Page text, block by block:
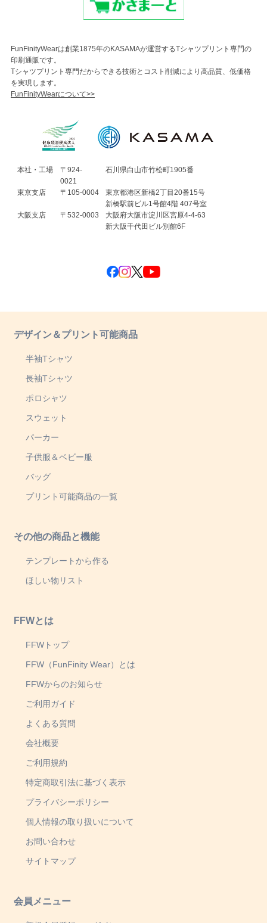
FunFinityWearは創業1875年のKASAMAが運営するTシャツプリント専門の
印刷通販です。
Tシャツプリント専門だからできる技術とコスト削減により高品質、低価格
を実現します。
FunFinityWearについて>>
本社・工場
〒924-
0021
石川県白山市竹松町1905番
東京支店 〒105-0004
東京都港区新橋2丁目20番15号
新橋駅前ビル1号館4階 407号室
大阪支店
〒532-0003
大阪府大阪市淀川区宮原4-4-63
新大阪千代田ビル別館6F
デザイン＆プリント可能商品
半袖Tシャツ
長袖Tシャツ
ポロシャツ
スウェット
パーカー
子供服＆ベビー服
バッグ
プリント可能商品の一覧
その他の商品と機能
テンプレートから作る
ほしい物リスト
FFWとは
FFWトップ
FFW（FunFinity Wear）とは
FFWからのお知らせ
ご利用ガイド
よくある質問
会社概要
ご利用規約
特定商取引法に基づく表示
プライバシーポリシー
個人情報の取り扱いについて
お問い合わせ
サイトマップ
会員メニュー